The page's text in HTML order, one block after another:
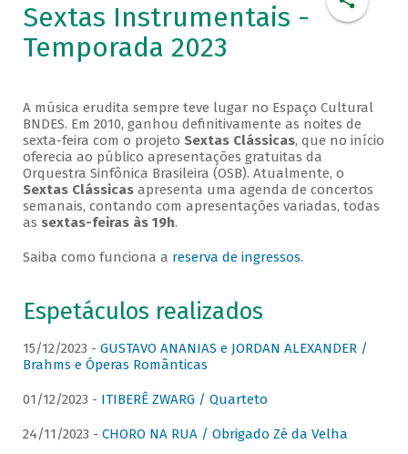
Sextas Instrumentais -
Temporada 2023
A música erudita sempre teve lugar no Espaço Cultural
BNDES. Em 2010, ganhou definitivamente as noites de
sexta-feira com o projeto Sextas Clássicas, que no início
oferecia ao público apresentações gratuitas da
Orquestra Sinfônica Brasileira (OSB). Atualmente, o
Sextas Clássicasapresenta uma agenda de concertos
semanais, contando com apresentações variadas, todas
as sextas-feiras às 19h.
Saiba como funciona a reserva de ingressos.
Espetáculos realizados
15/12/2023 - GUSTAVO ANANIAS e JORDAN ALEXANDER /
Brahms e Óperas Românticas
01/12/2023 - ITIBERÊ ZWARG / Quarteto
24/11/2023 - CHORO NA RUA / Obrigado Zé da Velha